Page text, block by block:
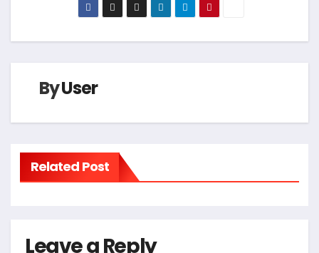
ByUser
Related Post
Leave a Reply